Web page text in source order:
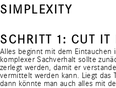
SIMPLEXITY
SCHRITT 1: CUT IT
Alles beginnt mit dem Eintauchen
komplexer Sachverhalt sollte
zerlegt werden, damit er
vermittelt werden kann. Liegt das
dann könnte man auch alles mit